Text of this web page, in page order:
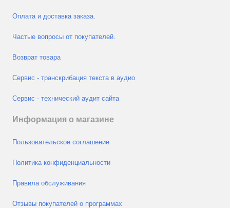
Оплата и доставка заказа.
Частые вопросы от покупателей.
Возврат товара
Сервис - транскрибация текста в аудио
Сервис - технический аудит сайта
Информация о магазине
Пользовательское соглашение
Политика конфиденциальности
Правила обслуживания
Отзывы покупателей о программах